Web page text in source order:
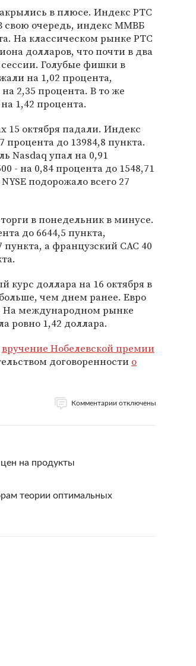
в плюсе. Индекс РТС
свою очередь, индекс ММВБ
На классическом рынке РТС
долларов, что почти в два
Голубые фишки в
на 1,02 процента,
2,35 процента. В то же
1,42 процента.
15 октября падали. Индекс
процента до 13984,8 пункта.
Nasdaq упал на 0,91
- на 0,84 процента до 1548,71
подорожало всего 27
в понедельник в минусе.
до 6644,5 пункта,
а французский CAC 40
доллара на 16 октября в
чем днем ранее. Евро
На международном рынке
ровно 1,42 доллара.
вручение Нобелевской премии
договоренности о
Комментарии отключены
на продукты
теории оптимальных